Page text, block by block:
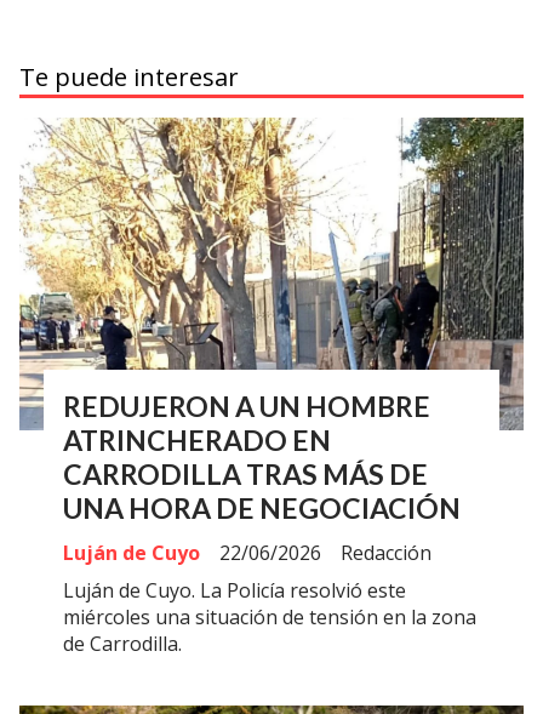
Te puede interesar
REDUJERON A UN HOMBRE
ATRINCHERADO EN
CARRODILLA TRAS MÁS DE
UNA HORA DE NEGOCIACIÓN
Redacción
Luján de Cuyo
22/06/2026
Luján de Cuyo. La Policía resolvió este
miércoles una situación de tensión en la zona
de Carrodilla.